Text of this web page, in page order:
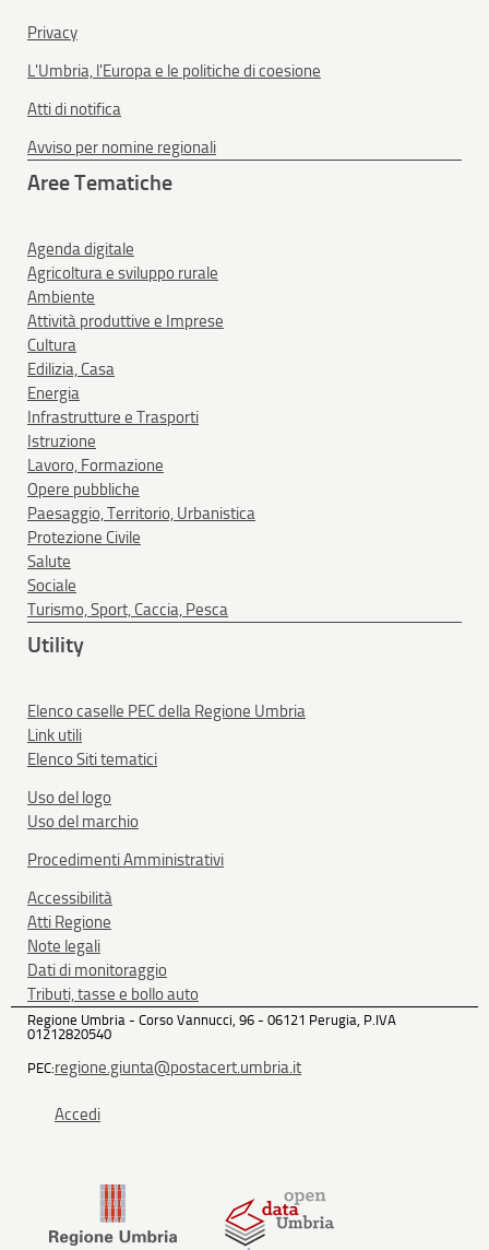
Privacy
L'Umbria, l'Europa e le politiche di coesione
Atti di notifica
Avviso per nomine regionali
Aree Tematiche
Agenda digitale
Agricoltura e sviluppo rurale
Ambiente
Attività produttive e Imprese
Cultura
Edilizia, Casa
Energia
Infrastrutture e Trasporti
Istruzione
Lavoro, Formazione
Opere pubbliche
Paesaggio, Territorio, Urbanistica
Protezione Civile
Salute
Sociale
Turismo, Sport, Caccia, Pesca
Utility
Elenco caselle PEC della Regione Umbria
Link utili
Elenco Siti tematici
Uso del logo
Uso del marchio
Procedimenti Amministrativi
Accessibilità
Atti Regione
Note legali
Dati di monitoraggio
Tributi, tasse e bollo auto
Regione Umbria - Corso Vannucci, 96 - 06121 Perugia, P.IVA
01212820540
PEC:regione.giunta@postacert.umbria.it
Accedi